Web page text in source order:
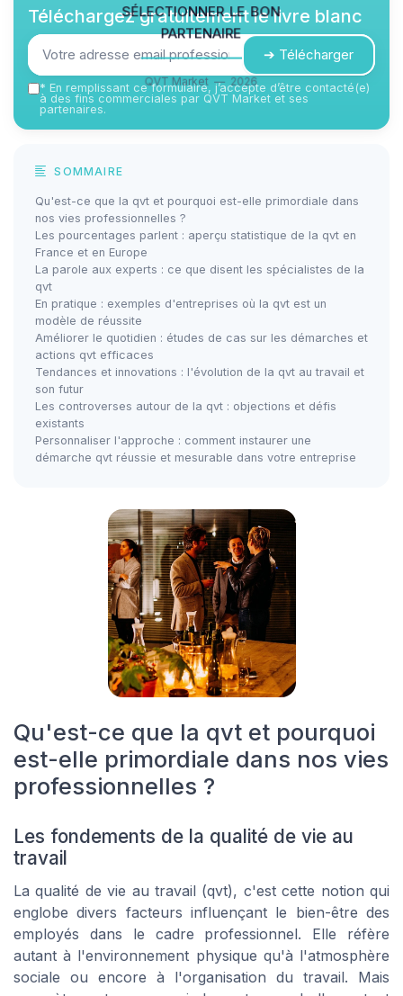
sélectionner le bon
partenaire
QVT Market — 2026
Téléchargez gratuitement le livre blanc
➔ Télécharger
* En remplissant ce formulaire, j’accepte d’être contacté(e)
à des fins commerciales par QVT Market et ses
partenaires.
SOMMAIRE
Qu'est-ce que la qvt et pourquoi est-elle primordiale dans
nos vies professionnelles ?
Les pourcentages parlent : aperçu statistique de la qvt en
France et en Europe
La parole aux experts : ce que disent les spécialistes de la
qvt
En pratique : exemples d'entreprises où la qvt est un
modèle de réussite
Améliorer le quotidien : études de cas sur les démarches et
actions qvt efficaces
Tendances et innovations : l'évolution de la qvt au travail et
son futur
Les controverses autour de la qvt : objections et défis
existants
Personnaliser l'approche : comment instaurer une
démarche qvt réussie et mesurable dans votre entreprise
Qu'est-ce que la qvt et pourquoi
est-elle primordiale dans nos vies
professionnelles ?
Les fondements de la qualité de vie au
travail
La qualité de vie au travail (qvt), c'est cette notion qui
englobe divers facteurs influençant le bien-être des
employés dans le cadre professionnel. Elle réfère
autant à l'environnement physique qu'à l'atmosphère
sociale ou encore à l'organisation du travail. Mais